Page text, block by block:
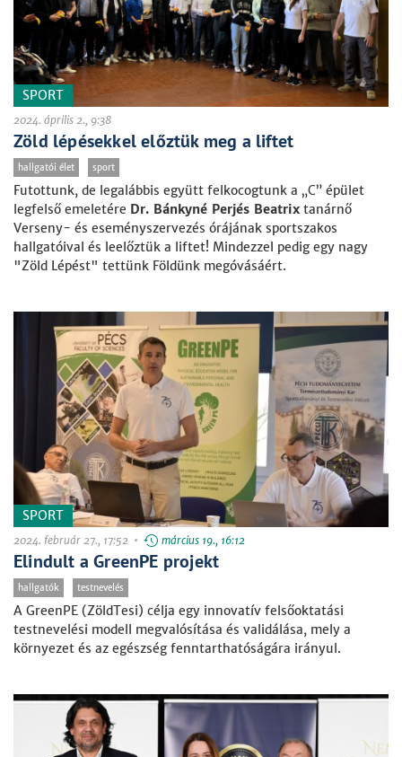
SPORT
2024. április 2., 9:38
Zöld lépésekkel előztük meg a liftet
hallgatói élet sport
Futottunk, de legalábbis együtt felkocogtunk a „C” épület
legfelső emeletére Dr. Bánkyné Perjés Beatrix tanárnő
Verseny- és eseményszervezés órájának sportszakos
hallgatóival és leelőztük a liftet! Mindezzel pedig egy nagy
"Zöld Lépést" tettünk Földünk megóvásáért.
SPORT
2024. február 27., 17:52 • március 19., 16:12
Elindult a GreenPE projekt
hallgatók testnevelés
A GreenPE (ZöldTesi) célja egy innovatív felsőoktatási
testnevelési modell megvalósítása és validálása, mely a
környezet és az egészség fenntarthatóságára irányul.